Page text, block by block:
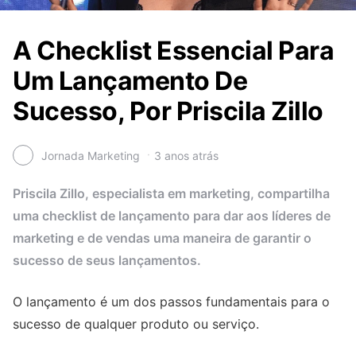
A Checklist Essencial Para
Um Lançamento De
Sucesso, Por Priscila Zillo
Jornada Marketing 3 anos atrás
Priscila Zillo, especialista em marketing, compartilha
uma checklist de lançamento para dar aos líderes de
marketing e de vendas uma maneira de garantir o
sucesso de seus lançamentos.
O lançamento é um dos passos fundamentais para o
sucesso de qualquer produto ou serviço.